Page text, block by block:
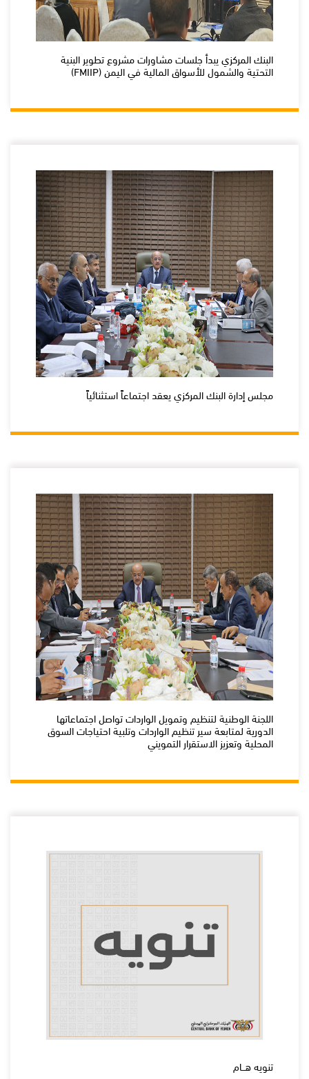
البنك المركزي يبدأ جلسات مشاورات مشروع تطوير البنية
التحتية والشمول للأسواق المالية في اليمن (FMIIP)
مجلس إدارة البنك المركزي يعقد اجتماعاً استثنائياً
اللجنة الوطنية لتنظيم وتمويل الواردات تواصل اجتماعاتها
الدورية لمتابعة سير تنظيم الواردات وتلبية احتياجات السوق
المحلية وتعزيز الاستقرار التمويني
تنويه هــام